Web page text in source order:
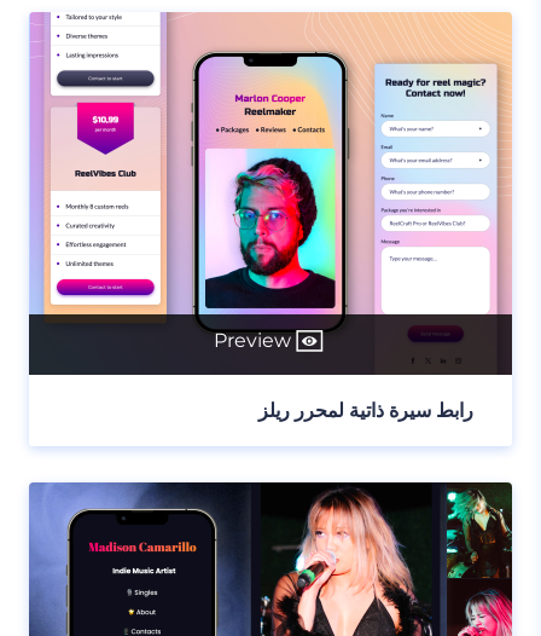
Preview
رابط سيرة ذاتية لمحرر ريلز